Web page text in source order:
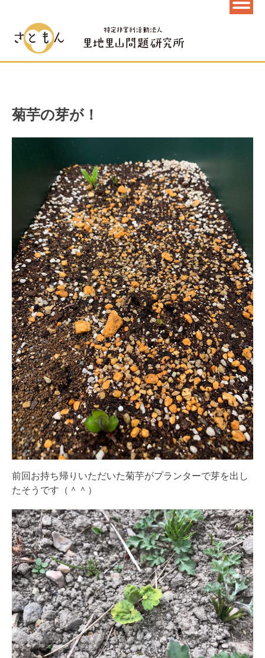
菊芋の芽が！
前回お持ち帰りいただいた菊芋がプランターで芽を出し
たそうです（＾＾）